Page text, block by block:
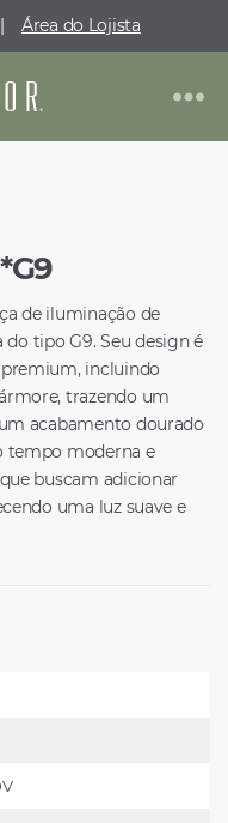
| Área do Lojista
de iluminação de
tipo G9. Seu design é
incluindo
trazendo um
acabamento dourado
tempo moderna e
buscam adicionar
uma luz suave e